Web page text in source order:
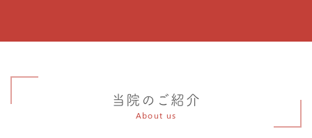
当院のご紹介
About us